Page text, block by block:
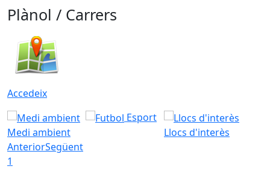
Plànol / Carrers
Accedeix
Medi ambient
Esport
Llocs d'interès
AnteriorSegüent
1